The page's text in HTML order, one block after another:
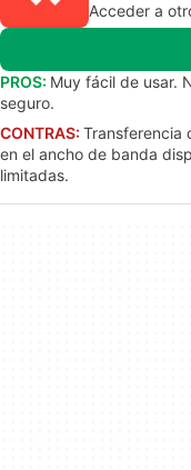
Acceder a
PROS: Muy fácil de usar.
seguro.
CONTRAS: Transferencia
en el ancho de banda
limitadas.